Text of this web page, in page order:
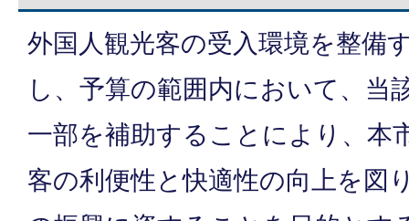
外国人観光客の受入環境を整備
し、予算の範囲内において、当
一部を補助することにより、本
客の利便性と快適性の向上を図